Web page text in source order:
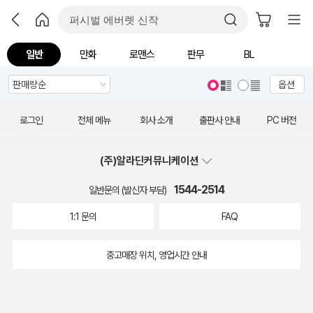
일반 만화 로맨스 판무 BL
옵션
로그인 전체 메뉴 회사 소개 출판사 안내 PC 버전
(주)알라딘커뮤니케이션
일반문의 (발신자 부담) 1544-2514
1:1 문의 FAQ
중고매장 위치, 영업시간 안내